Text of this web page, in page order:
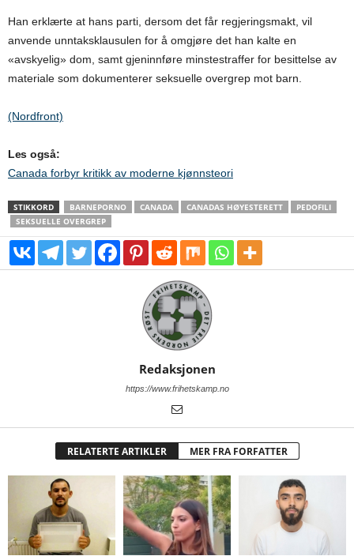
Han erklærte at hans parti, dersom det får regjeringsmakt, vil
anvende unntaksklausulen for å omgjøre det han kalte en
«avskyelig» dom, samt gjeninnføre minstestraffer for besittelse av
materiale som dokumenterer seksuelle overgrep mot barn.
(Nordfront)
Les også:
Canada forbyr kritikk av moderne kjønnsteori
STIKKORD BARNEPORNO CANADA CANADAS HØYESTERETT
PEDOFILI
SEKSUELLE OVERGREP
Redaksjonen
https://www.frihetskamp.no
RELATERTE ARTIKLER MER FRA FORFATTER